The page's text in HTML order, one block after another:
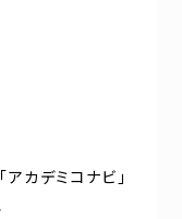
カデミコナビ」